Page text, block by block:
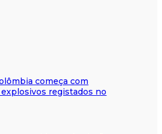
começa com
registados no